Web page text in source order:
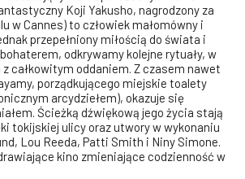
Koji Yakusho, nagrodzony za
w Cannes) to człowiek małomówny i
przepełniony miłością do świata i
odkrywamy kolejne rytuały, w
całkowitym oddaniem. Z czasem nawet
porządkującego miejskie toalety
arcydziełem), okazuje się
Ścieżką dźwiękową jego życia stają
tokijskiej ulicy oraz utwory w wykonaniu
Lou Reeda, Patti Smith i Niny Simone.
kino zmieniające codzienność w